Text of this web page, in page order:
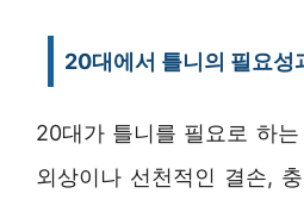
20대에서 틀니의 필요성
20대가 틀니를 필요로 하
외상이나 선천적인 결손,